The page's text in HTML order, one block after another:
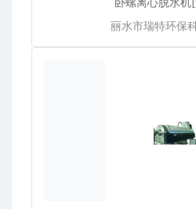
丽水市瑞特环保